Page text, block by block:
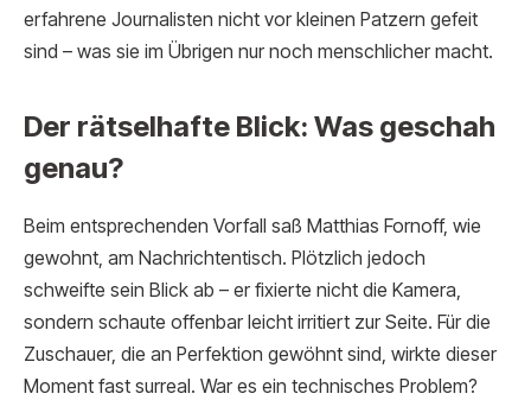
erfahrene Journalisten nicht vor kleinen Patzern gefeit
sind – was sie im Übrigen nur noch menschlicher macht.
Der rätselhafte Blick: Was geschah
genau?
Beim entsprechenden Vorfall saß Matthias Fornoff, wie
gewohnt, am Nachrichtentisch. Plötzlich jedoch
schweifte sein Blick ab – er fixierte nicht die Kamera,
sondern schaute offenbar leicht irritiert zur Seite. Für die
Zuschauer, die an Perfektion gewöhnt sind, wirkte dieser
Moment fast surreal. War es ein technisches Problem?